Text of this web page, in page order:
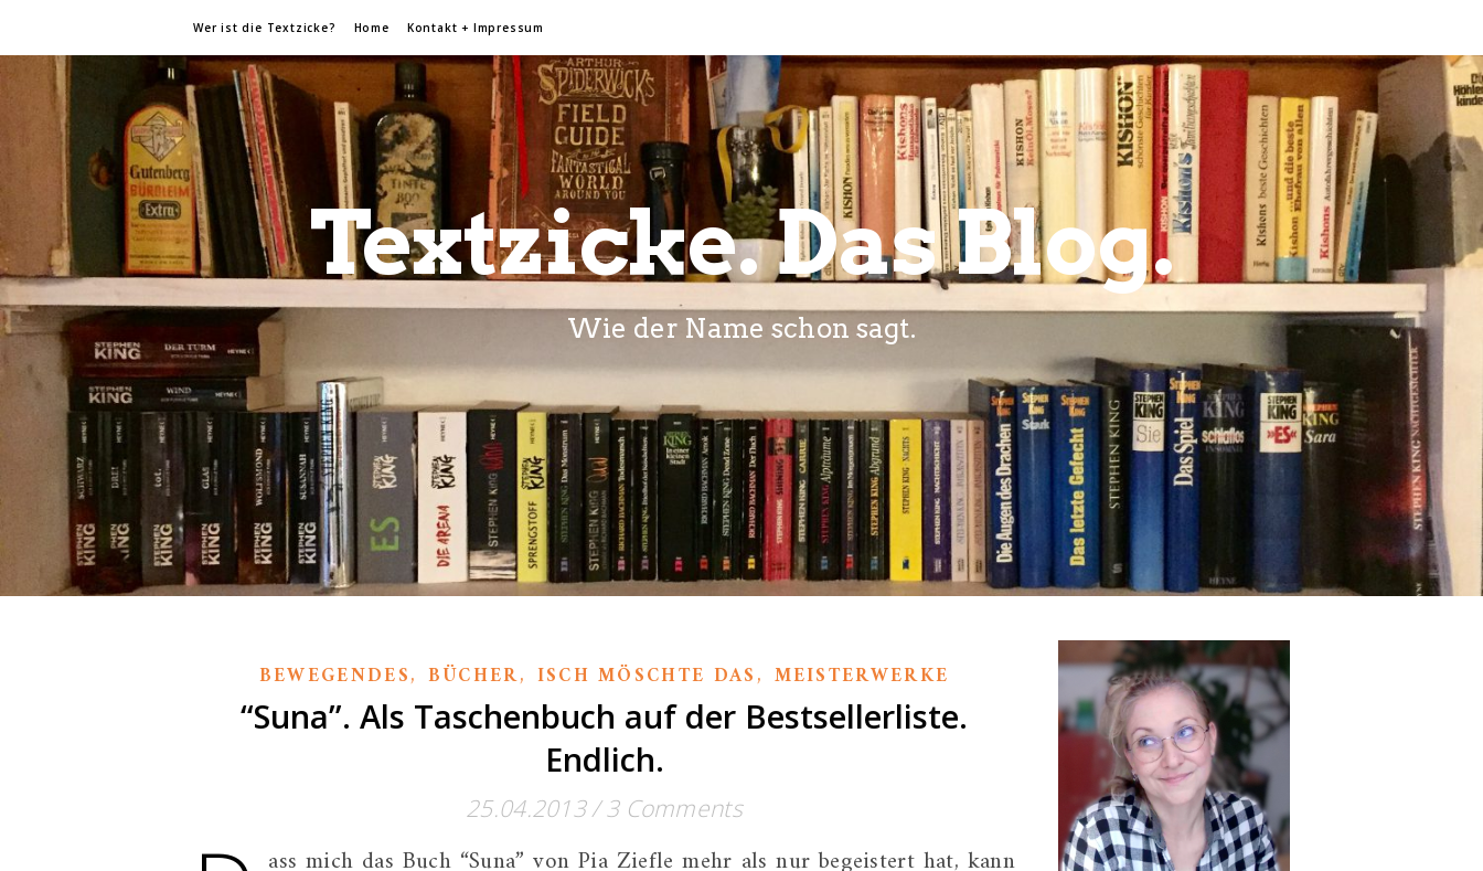
Wer ist die Textzicke? Home Kontakt + Impressum
Textzicke. Das Blog.
Wie der Name schon sagt.
BEWEGENDES, BÜCHER, ISCH MÖSCHTE DAS, MEISTERWERKE
“Suna”. Als Taschenbuch auf der Bestsellerliste.
Endlich.
25.04.2013/ 3 Comments
ass mich das Buch “Suna” von Pia Ziefle mehr als nur begeistert hat, kann